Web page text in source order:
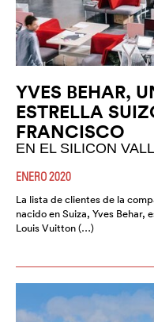
YVES BEHAR,
ESTRELLA
FRANCISCO
EN EL SILICON
ENERO 2020
La lista de clientes de la
nacido en Suiza, Yves Behar,
Louis Vuitton (…)